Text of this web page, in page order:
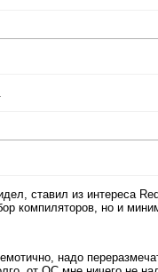
ставил из интереса
компиляторов, но и
надо